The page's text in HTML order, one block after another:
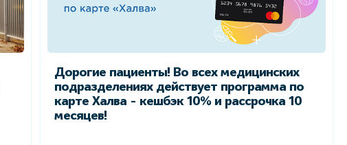
Дорогие пациенты! Во всех медицинских
подразделениях действует программа по
карте Халва - кешбэк 10% и рассрочка 10
месяцев!